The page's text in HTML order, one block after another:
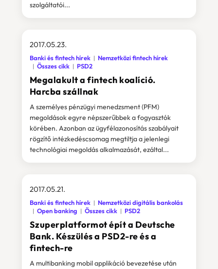
szolgáltatói...
Megalakult a fintech koalíció.
Harcba szállnak
2017.05.23.
Banki és fintech hírek
Nemzetközi fintech hírek
Összes cikk
PSD2
A személyes pénzügyi menedzsment (PFM)
megoldások egyre népszerűbbek a fogyasztók
körében. Azonban az ügyfélazonosítás szabályait
rögzítő intézkedéscsomag megtiltja a jelenlegi
technológiai megoldás alkalmazását, ezáltal...
Szuperplatformot épít a Deutsche
Bank. Készülés a PSD2-re és a
fintech-re
2017.05.21.
Banki és fintech hírek
Nemzetközi digitális bankolás
Open banking
Összes cikk PSD2
A multibanking mobil applikáció bevezetése után